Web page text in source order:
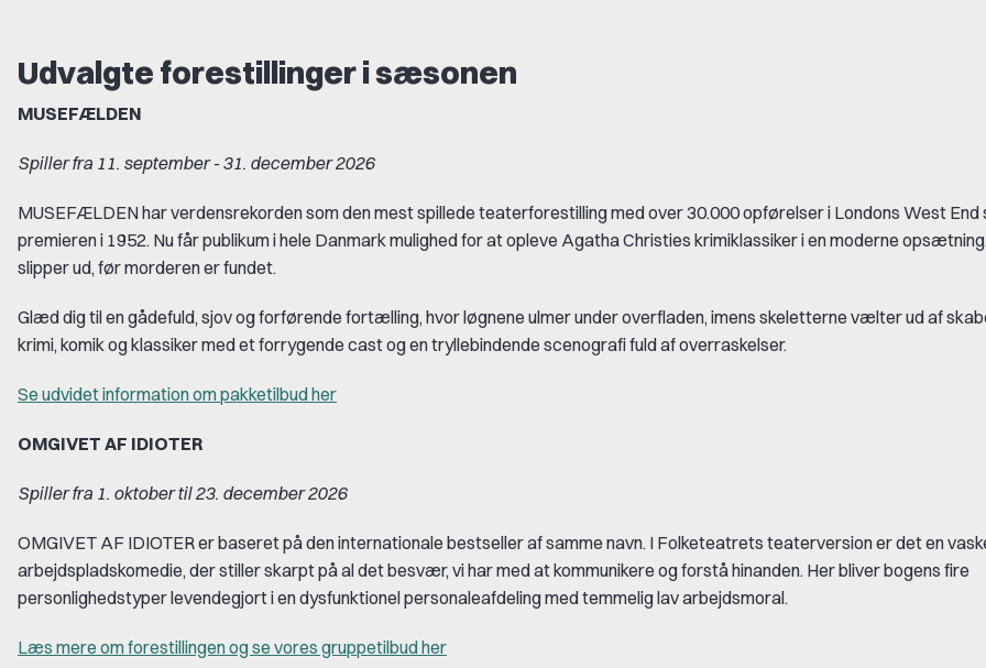
Udvalgte forestillinger i sæsonen
MUSEFÆLDEN
Spiller fra 11. september - 31. december 2026
MUSEFÆLDEN har verdensrekorden som den mest spillede teaterforestilling med over 30.000 opførelser i Londons West End
premieren i 1952. Nu får publikum i hele Danmark mulighed for at opleve Agatha Christies krimiklassiker i en moderne
slipper ud, før morderen er fundet.
Glæd dig til en gådefuld, sjov og forførende fortælling, hvor løgnene ulmer under overfladen, imens skeletterne vælter ud af
krimi, komik og klassiker med et forrygende cast og en tryllebindende scenografi fuld af overraskelser.
Se udvidet information om pakketilbud her
OMGIVET AF IDIOTER
Spiller fra 1. oktober til 23. december 2026
OMGIVET AF IDIOTER er baseret på den internationale bestseller af samme navn. I Folketeatrets teaterversion er det en
arbejdspladskomedie, der stiller skarpt på al det besvær, vi har med at kommunikere og forstå hinanden. Her bliver bogens fire
personlighedstyper levendegjort i en dysfunktionel personaleafdeling med temmelig lav arbejdsmoral.
Læs mere om forestillingen og se vores gruppetilbud her